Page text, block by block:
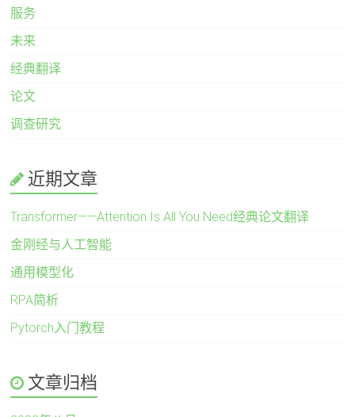
服务
未来
经典翻译
论文
调查研究
近期文章
Transformer——Attention Is All You Need经典论文翻译
金刚经与人工智能
通用模型化
RPA简析
Pytorch入门教程
文章归档